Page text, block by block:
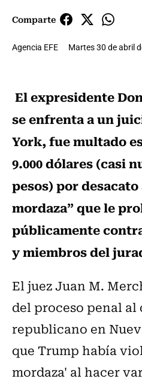
Comparte
Agencia EFE Martes 30 de abril
El expresidente
se enfrenta a un
York, fue multado
9.000 dólares (casi
pesos) por
mordaza” que le
públicamente
y miembros del
El juez Juan M.
del proceso penal al
republicano en
que Trump había
mordaza' al hacer